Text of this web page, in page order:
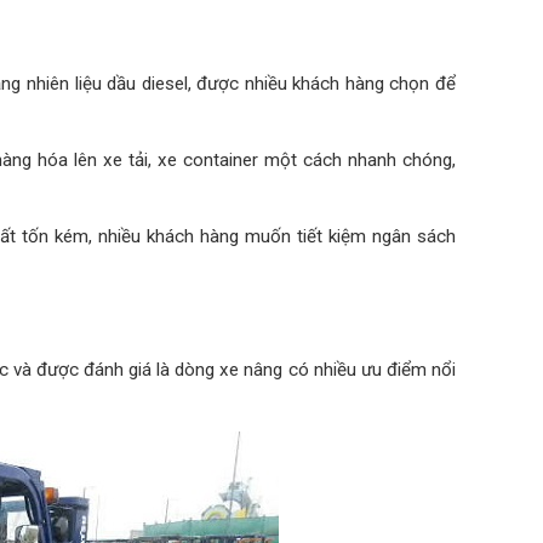
nhiên liệu dầu diesel, được nhiều khách hàng chọn để
hóa lên xe tải, xe container một cách nhanh chóng,
tốn kém, nhiều khách hàng muốn tiết kiệm ngân sách
được đánh giá là dòng xe nâng có nhiều ưu điểm nổi